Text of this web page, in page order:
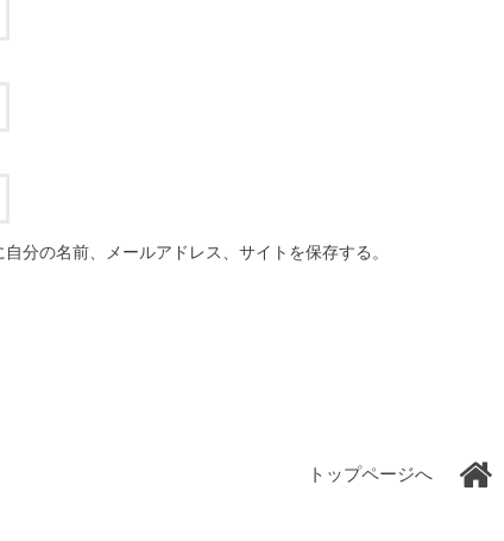
分の名前、メールアドレス、サイトを保存する。
トップページへ